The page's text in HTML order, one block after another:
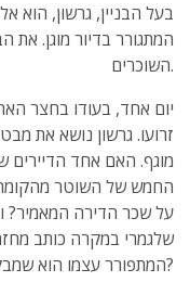
בעל הבניין, גרשון, הוא
המתגורר בדיור מוגן. את
השוכרים.
יום אחד, בעודו בחצר
זרועו. גרשון נושא את
מוגף. האם אחד הדיירים
החמש של השוטר
על שכר הדירה המאמיר?
שלגמרי במקרה כותב
המתפורר עצמו הוא שמבקש לנקום בבעליו על שנים של הזנחה?